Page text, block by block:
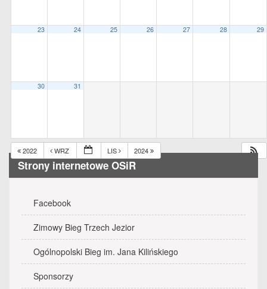
23 24 25 26 27 28 29
30 31
2022 WRZ LIS 2024
Strony internetowe OSiR
Facebook
Zimowy Bieg Trzech Jezior
Ogólnopolski Bieg im. Jana Kilińskiego
Sponsorzy